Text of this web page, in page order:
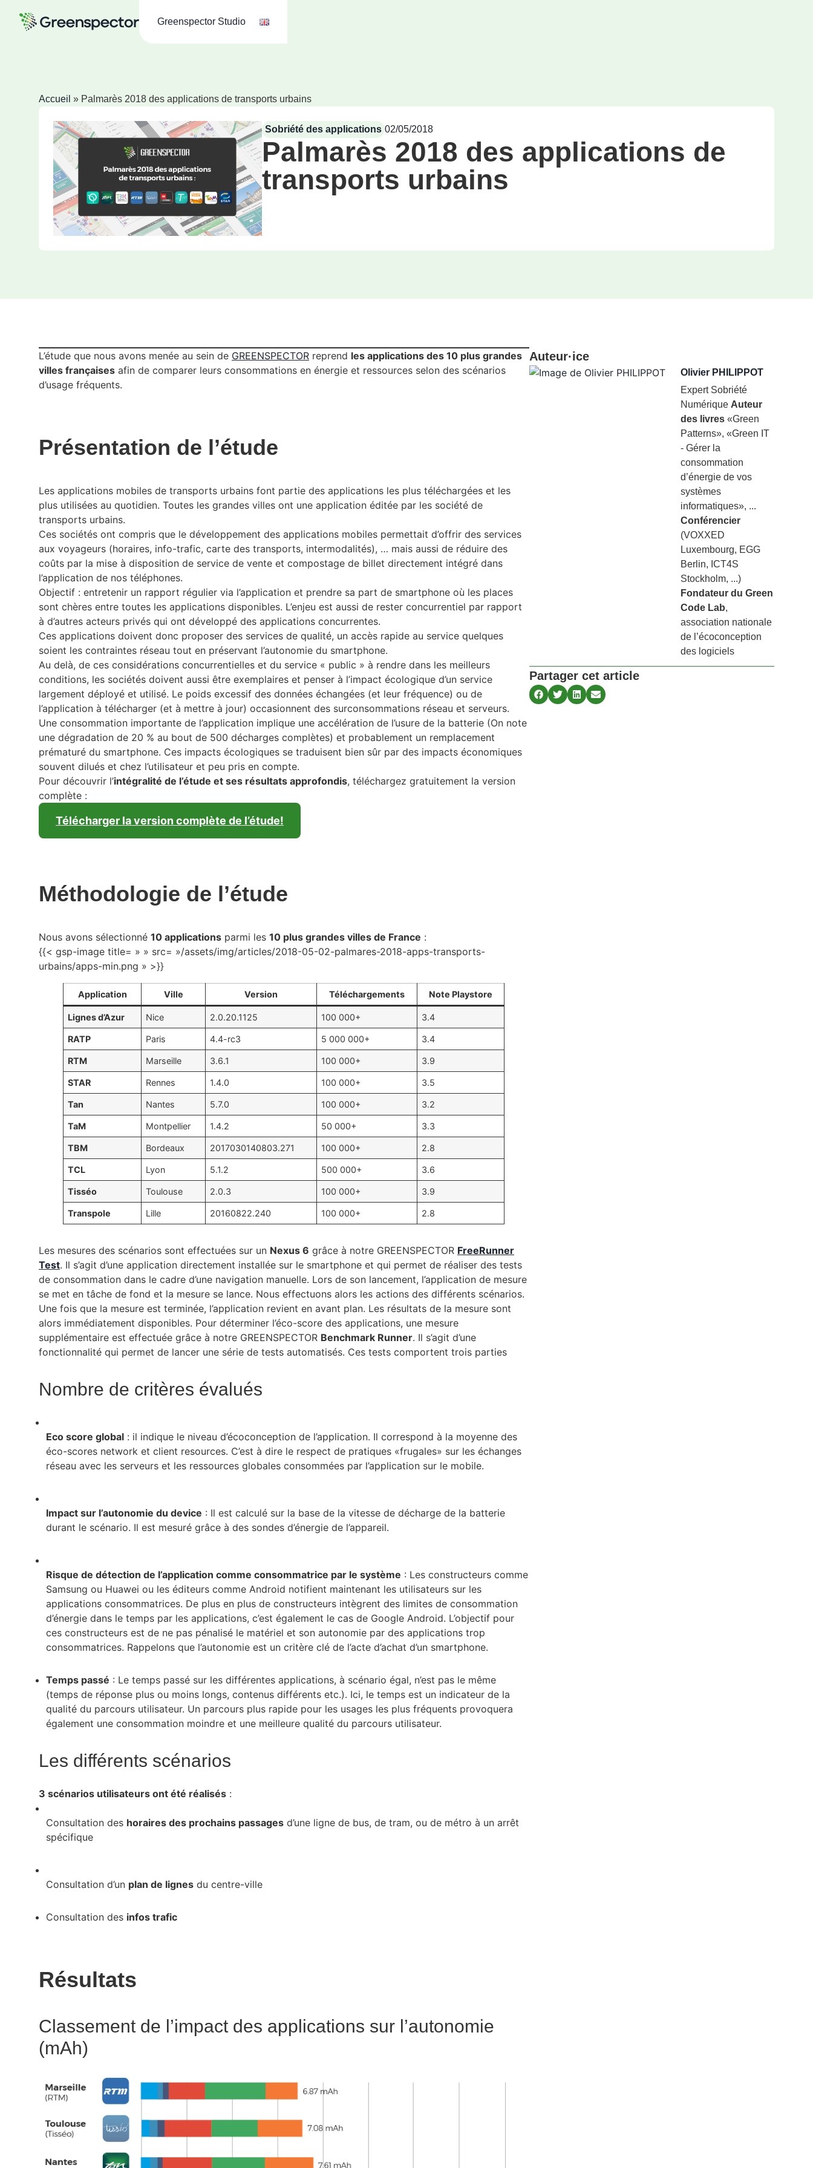
Greenspector Studio
Accueil » Palmarès 2018 des applications de transports urbains
Sobriété des applications 02/05/2018
Palmarès 2018 des applications de
transports urbains
L’étude que nous avons menée au sein de GREENSPECTOR reprend les applications des 10 plus grandes
villes françaises afin de comparer leurs consommations en énergie et ressources selon des scénarios
d’usage fréquents.
Présentation de l’étude
Les applications mobiles de transports urbains font partie des applications les plus téléchargées et les
plus utilisées au quotidien. Toutes les grandes villes ont une application éditée par les société de
transports urbains.
Ces sociétés ont compris que le développement des applications mobiles permettait d’offrir des services
aux voyageurs (horaires, info-trafic, carte des transports, intermodalités), … mais aussi de réduire des
coûts par la mise à disposition de service de vente et compostage de billet directement intégré dans
l’application de nos téléphones.
Objectif : entretenir un rapport régulier via l’application et prendre sa part de smartphone où les places
sont chères entre toutes les applications disponibles. L’enjeu est aussi de rester concurrentiel par rapport
à d’autres acteurs privés qui ont développé des applications concurrentes.
Ces applications doivent donc proposer des services de qualité, un accès rapide au service quelques
soient les contraintes réseau tout en préservant l’autonomie du smartphone.
Au delà, de ces considérations concurrentielles et du service « public » à rendre dans les meilleurs
conditions, les sociétés doivent aussi être exemplaires et penser à l’impact écologique d’un service
largement déployé et utilisé. Le poids excessif des données échangées (et leur fréquence) ou de
l’application à télécharger (et à mettre à jour) occasionnent des surconsommations réseau et serveurs.
Une consommation importante de l’application implique une accélération de l’usure de la batterie (On note
une dégradation de 20 % au bout de 500 décharges complètes) et probablement un remplacement
prématuré du smartphone. Ces impacts écologiques se traduisent bien sûr par des impacts économiques
souvent dilués et chez l’utilisateur et peu pris en compte.
Pour découvrir l’intégralité de l’étude et ses résultats approfondis, téléchargez gratuitement la version
complète :
Télécharger la version complète de l’étude!
Méthodologie de l’étude
Nous avons sélectionné 10 applications parmi les 10 plus grandes villes de France :
{{< gsp-image title= » » src= »/assets/img/articles/2018-05-02-palmares-2018-apps-transports-
urbains/apps-min.png » >}}
Application Ville Version Téléchargements Note Playstore
Lignes d’Azur Nice 2.0.20.1125 100 000+ 3.4
RATP Paris 4.4-rc3 5 000 000+ 3.4
RTM Marseille 3.6.1 100 000+ 3.9
STAR Rennes 1.4.0 100 000+ 3.5
Tan Nantes 5.7.0 100 000+ 3.2
TaM Montpellier 1.4.2 50 000+ 3.3
TBM Bordeaux 2017030140803.271 100 000+ 2.8
TCL Lyon 5.1.2 500 000+ 3.6
Tisséo Toulouse 2.0.3 100 000+ 3.9
Transpole Lille 20160822.240 100 000+ 2.8
Les mesures des scénarios sont effectuées sur un Nexus 6 grâce à notre GREENSPECTOR FreeRunner
Test. Il s’agit d’une application directement installée sur le smartphone et qui permet de réaliser des tests
de consommation dans le cadre d’une navigation manuelle. Lors de son lancement, l’application de mesure
se met en tâche de fond et la mesure se lance. Nous effectuons alors les actions des différents scénarios.
Une fois que la mesure est terminée, l’application revient en avant plan. Les résultats de la mesure sont
alors immédiatement disponibles. Pour déterminer l’éco-score des applications, une mesure
supplémentaire est effectuée grâce à notre GREENSPECTOR Benchmark Runner. Il s’agit d’une
fonctionnalité qui permet de lancer une série de tests automatisés. Ces tests comportent trois parties
Nombre de critères évalués
Eco score global : il indique le niveau d’écoconception de l’application. Il correspond à la moyenne des
éco-scores network et client resources. C’est à dire le respect de pratiques «frugales» sur les échanges
réseau avec les serveurs et les ressources globales consommées par l’application sur le mobile.
Impact sur l’autonomie du device : Il est calculé sur la base de la vitesse de décharge de la batterie
durant le scénario. Il est mesuré grâce à des sondes d’énergie de l’appareil.
Risque de détection de l’application comme consommatrice par le système : Les constructeurs comme
Samsung ou Huawei ou les éditeurs comme Android notifient maintenant les utilisateurs sur les
applications consommatrices. De plus en plus de constructeurs intègrent des limites de consommation
d’énergie dans le temps par les applications, c’est également le cas de Google Android. L’objectif pour
ces constructeurs est de ne pas pénalisé le matériel et son autonomie par des applications trop
consommatrices. Rappelons que l’autonomie est un critère clé de l’acte d’achat d’un smartphone.
Temps passé : Le temps passé sur les différentes applications, à scénario égal, n’est pas le même
(temps de réponse plus ou moins longs, contenus différents etc.). Ici, le temps est un indicateur de la
qualité du parcours utilisateur. Un parcours plus rapide pour les usages les plus fréquents provoquera
également une consommation moindre et une meilleure qualité du parcours utilisateur.
Les différents scénarios
3 scénarios utilisateurs ont été réalisés :
Consultation des horaires des prochains passages d’une ligne de bus, de tram, ou de métro à un arrêt
spécifique
Consultation d’un plan de lignes du centre-ville
Consultation des infos trafic
Résultats
Classement de l’impact des applications sur l’autonomie
(mAh)
Auteur·ice
Olivier PHILIPPOT
Expert Sobriété
Numérique Auteur
des livres«Green
Patterns», «Green IT
- Gérer la
consommation
d’énergie de vos
systèmes
informatiques», ...
Conférencier
(VOXXED
Luxembourg, EGG
Berlin, ICT4S
Stockholm, ...)
Fondateur du Green
Code Lab,
association nationale
de l’écoconception
des logiciels
Partager cet article